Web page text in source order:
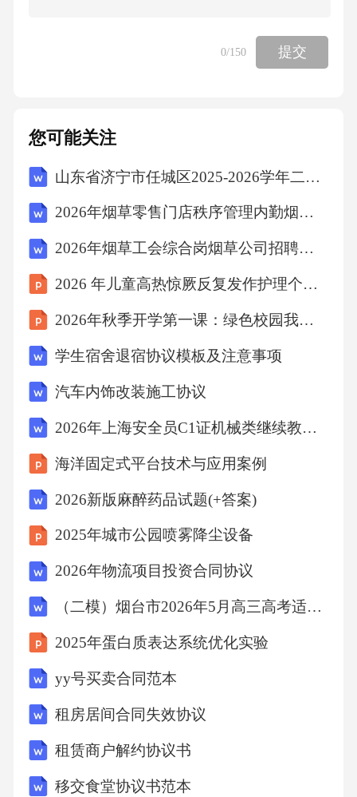
容的深度和广度。内容深度不够缺乏与听众互
动语言表达不够精炼在演讲过程中，应加强与
言简意赅，避免啰嗦和重复。通过社会实践活
动演讲的准备和实施，提高了自己的演讲能力
和自信心。提升了演讲能力在演讲过程中，学
了人际交往能力。增强了沟通能力在准备演讲
的过程中，需要协调各方资源，合理安排时
间，锻炼了自己的组织协调能力。锻炼了组织
协调能力个人成长收获06未来行动倡议持续跟
划，确保社会实践活动后续行动的落实和延
续。01定期评估与反馈通过定期评估，了解社
会实践活动的效果和影响，及时调整计划。02
拓展实践项目根据项目特点和实际情况，不断
拓展社会实践活动的形式和内容，提高实践效
果。03社会推广策略社会合作加强与各类社会
组织和企业的合作，共同推广社会实践活动，
实现资源共享和互利共赢。03通过展览、讲座
和收获，增强影响力。02成果展示媒体宣传利
用各类媒体平台，广泛宣传社会实践活动的意
义、成果和经验，提高公众关注度。01校园联
动建议将社会实践活动纳入学校教学计划，使
之成为培养学
0/150 提交
您可能关注
山东省济宁市任城区2025-2026学年二年级上学期语文学情自测（文字版含答案）
2026年烟草零售门店秩序管理内勤烟草公司招聘考试笔试试题（含答案）
2026年烟草工会综合岗烟草公司招聘考试笔试试题（含答案）
2026 年儿童高热惊厥反复发作护理个案分享
2026年秋季开学第一课：绿色校园我先行
学生宿舍退宿协议模板及注意事项
汽车内饰改装施工协议
2026年上海安全员C1证机械类继续教育题库及答案
海洋固定式平台技术与应用案例
2026新版麻醉药品试题(+答案)
2025年城市公园喷雾降尘设备
2026年物流项目投资合同协议
（二模）烟台市2026年5月高三高考适应性测试英语试卷（含答案）+听力音频
2025年蛋白质表达系统优化实验
yy号买卖合同范本
租房居间合同失效协议
租赁商户解约协议书
移交食堂协议书范本